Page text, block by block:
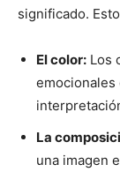
significado.
El color: Los
La
una imagen